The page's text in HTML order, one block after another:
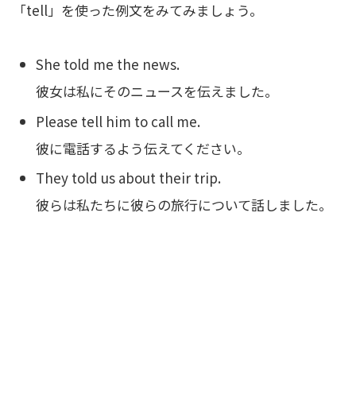
「tell」を使った例文をみてみましょう。
She told me the news.
彼女は私にそのニュースを伝えました。
Please tell him to call me.
彼に電話するよう伝えてください。
They told us about their trip.
彼らは私たちに彼らの旅行について話しました。